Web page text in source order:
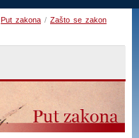
Put zakona / Zašto se zakon